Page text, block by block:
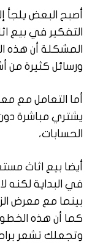
أصبح البعض يلجأ
التفكير في بيع
المشكلة أن هذه
ورسائل كثيرة من
أما التعامل مع
يشتري مباشرة دون
الحسابات،
أيضا بيع اثاث
في البداية لكنه
بينما مع معرض
كما أن هذه
وتجعلك تشعر